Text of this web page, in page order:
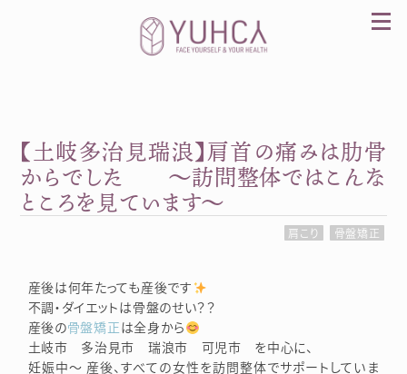
カラダを整え、習慣を変えて、心を前向きに。産
前産後訪問整体 YUHCA（ユウカ）
【土岐多治見瑞浪】肩首の痛みは肋骨
からでした ～訪問整体ではこんな
ところを見ています～
肩こり 骨盤矯正
産後は何年たっても産後です
不調・ダイエットは骨盤のせい？？
産後の骨盤矯正は全身から
土岐市 多治見市 瑞浪市 可児市 を中心に、
妊娠中～ 産後、すべての女性を訪問整体でサポートしていま